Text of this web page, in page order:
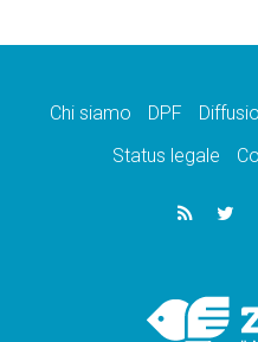
Chi siamo DPF
Status legale